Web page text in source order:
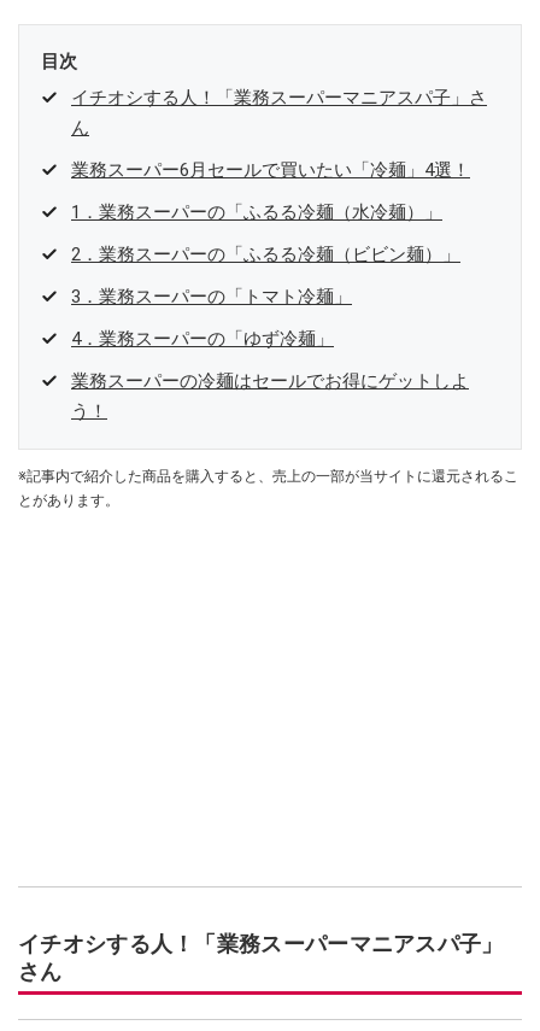
目次
イチオシする人！「業務スーパーマニアスパ子」さ
ん
業務スーパー6月セールで買いたい「冷麺」4選！
1．業務スーパーの「ふるる冷麺（水冷麺）」
2．業務スーパーの「ふるる冷麺（ビビン麺）」
3．業務スーパーの「トマト冷麺」
4．業務スーパーの「ゆず冷麺」
業務スーパーの冷麺はセールでお得にゲットしよ
う！
※記事内で紹介した商品を購入すると、売上の一部が当サイトに還元されるこ
とがあります。
イチオシする人！「業務スーパーマニアスパ子」
さん